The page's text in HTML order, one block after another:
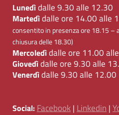
Lunedìdalle 9.30 alle 12.30
Martedìdalle ore 14.00 alle
consentito in presenza ore 18.15 –
chiusura delle 18.30)
Mercoledìdalle ore 11.00
Giovedìdalle ore 9.30 alle
Venerdìdalle 9.30 alle 12.00
Social: Facebook | Linkedin |